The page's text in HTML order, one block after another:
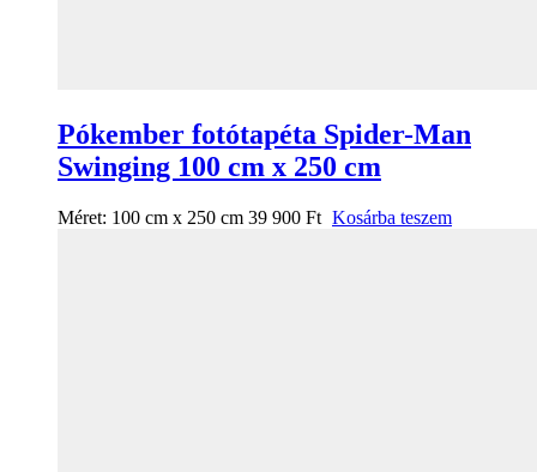
Pókember fotótapéta Spider-Man
Swinging 100 cm x 250 cm
Méret: 100 cm x 250 cm 39 900 Ft Kosárba teszem